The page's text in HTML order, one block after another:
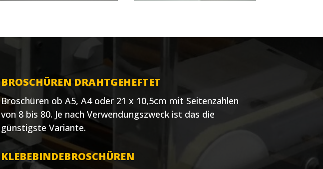
BROSCHÜREN DRAHTGEHEFTET
Broschüren ob A5, A4 oder 21 x 10,5cm mit Seitenzahlen
von 8 bis 80. Je nach Verwendungszweck ist das die
günstigste Variante.
KLEBEBINDEBROSCHÜREN